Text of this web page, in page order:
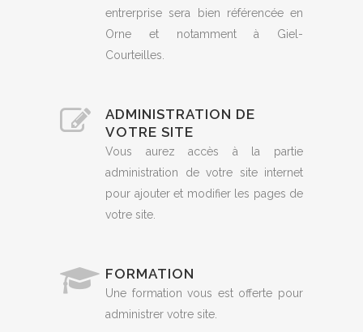
entrerprise sera bien référencée en
Orne et notamment à Giel-
Courteilles.
ADMINISTRATION DE
VOTRE SITE
Vous aurez accès à la partie
administration de votre site internet
pour ajouter et modifier les pages de
votre site.
FORMATION
Une formation vous est offerte pour
administrer votre site.